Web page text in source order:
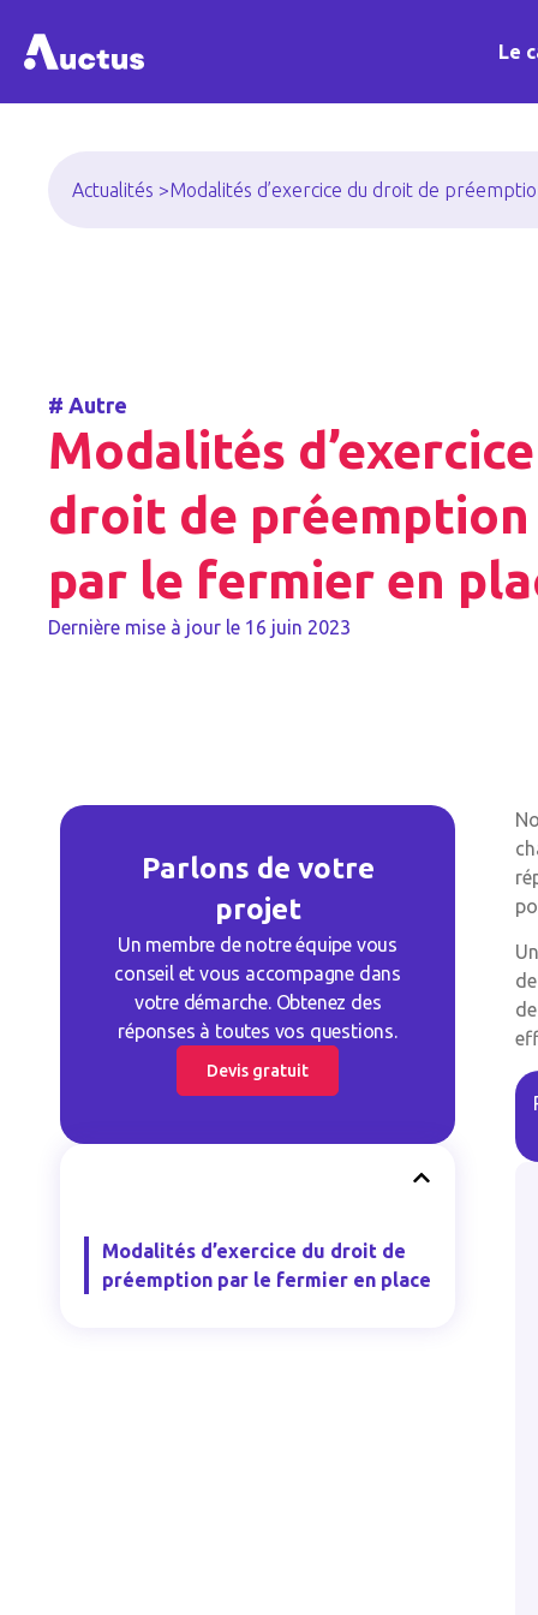
Le
Actualités >Modalités d’exercice du droit de
# Autre
Modalités
droit de préemption
par le fermier en
Dernière mise à jour le 16 juin 2023
Parlons de votre
projet
Un membre de notre équipe vous
conseil et vous accompagne dans
votre démarche. Obtenez des
réponses à toutes vos questions.
Devis gratuit
Modalités d’exercice du droit de
préemption par le fermier en place